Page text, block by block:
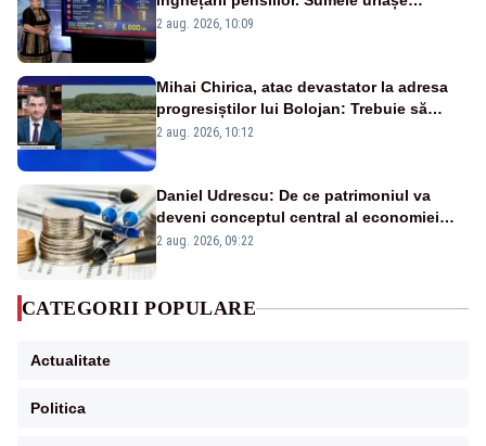
pierdute de fiecare român
2 aug. 2026, 10:09
Mihai Chirica, atac devastator la adresa
progresiștilor lui Bolojan: Trebuie să
protejăm și natura, dar nu șținem omaneii
2 aug. 2026, 10:12
Daniel Udrescu: De ce patrimoniul va
deveni conceptul central al economiei
viitoare?
2 aug. 2026, 09:22
CATEGORII POPULARE
Actualitate
Politica